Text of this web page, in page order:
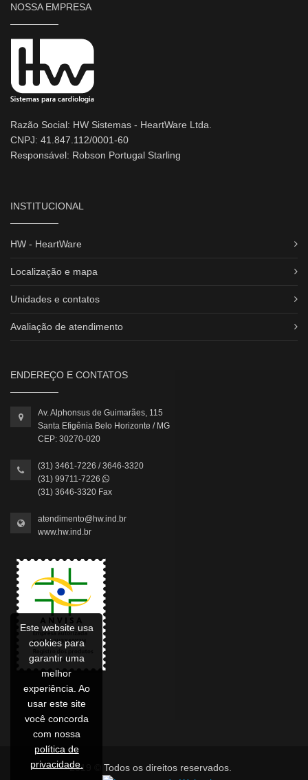
NOSSA EMPRESA
Razão Social: HW Sistemas - HeartWare Ltda.
CNPJ: 41.847.112/0001-60
Responsável: Robson Portugal Starling
INSTITUCIONAL
HW - HeartWare
Localização e mapa
Unidades e contatos
Avaliação de atendimento
ENDEREÇO E CONTATOS
Av. Alphonsus de Guimarães, 115
Santa Efigênia Belo Horizonte / MG
CEP: 30270-020
(31) 3461-7226 / 3646-3320
(31) 99711-7226
(31) 3646-3320 Fax
atendimento@hw.ind.br
www.hw.ind.br
2019 © Todos os direitos reservados.
Este website usa
cookies para
garantir uma
melhor
experiência. Ao
usar este site
você concorda
com nossa
política de
privacidade.